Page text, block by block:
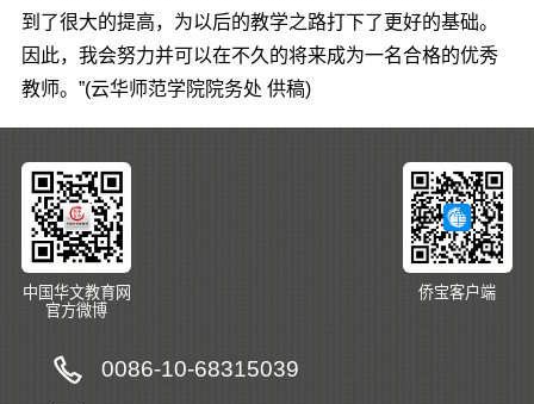
到了很大的提高，为以后的教学之路打下了更好的基础。
因此，我会努力并可以在不久的将来成为一名合格的优秀
教师。”(云华师范学院院务处 供稿)
中国华文教育网
官方微博
侨宝客户端
0086-10-68315039